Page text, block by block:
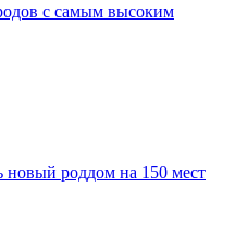
с самым высоким
новый роддом на 150 мест